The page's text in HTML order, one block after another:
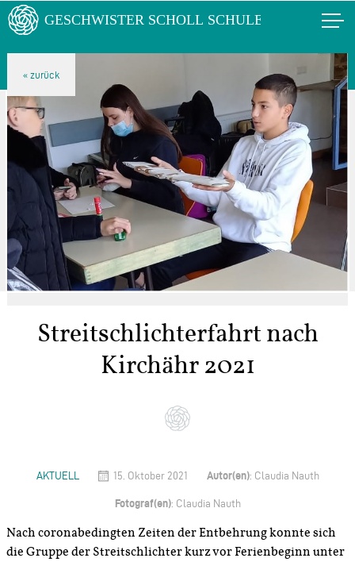
Streitschlichterfahrt nach
Kirchähr 2021
AKTUELL 15. Oktober 2021 Autor(en): Claudia Nauth
Fotograf(en): Claudia Nauth
Nach coronabedingten Zeiten der Entbehrung konnte sich
die Gruppe der Streitschlichter kurz vor Ferienbeginn unter